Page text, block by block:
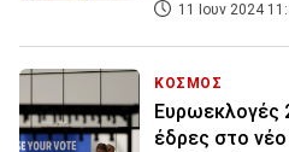
11 Ιουν 2024
ΚΟΣΜΟΣ
Ευρωεκλογές
έδρες στο